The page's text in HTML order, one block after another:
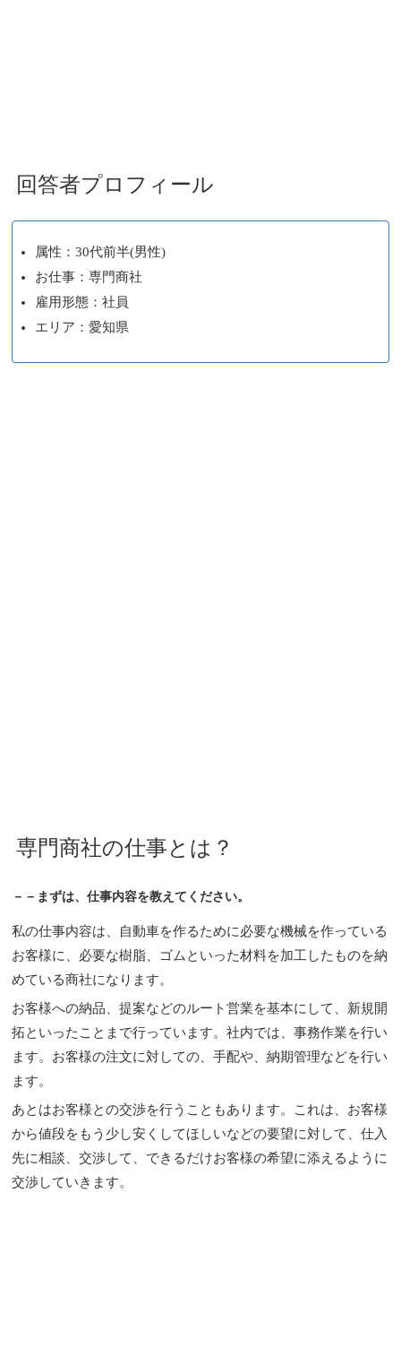
回答者プロフィール
属性：30代前半(男性)
お仕事：専門商社
雇用形態：社員
エリア：愛知県
専門商社の仕事とは？
－－まずは、仕事内容を教えてください。
私の仕事内容は、自動車を作るために必要な機械を作っている
お客様に、必要な樹脂、ゴムといった材料を加工したものを納
めている商社になります。
お客様への納品、提案などのルート営業を基本にして、新規開
拓といったことまで行っています。社内では、事務作業を行い
ます。お客様の注文に対しての、手配や、納期管理などを行い
ます。
あとはお客様との交渉を行うこともあります。これは、お客様
から値段をもう少し安くしてほしいなどの要望に対して、仕入
先に相談、交渉して、できるだけお客様の希望に添えるように
交渉していきます。